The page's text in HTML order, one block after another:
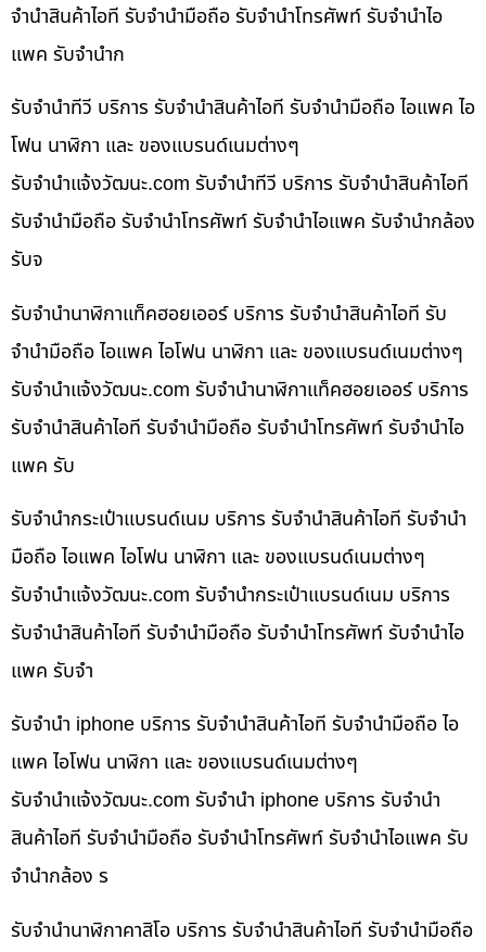
จำนำสินค้าไอที รับจำนำมือถือ รับจำนำโทรศัพท์ รับจำนำไอ
แพค รับจำนำก
รับจำนำทีวี บริการ รับจำนำสินค้าไอที รับจำนำมือถือ ไอแพค ไอ
โฟน นาฬิกา และ ของแบรนด์เนมต่างๆ
รับจํานําแจ้งวัฒนะ.com รับจำนำทีวี บริการ รับจำนำสินค้าไอที
รับจำนำมือถือ รับจำนำโทรศัพท์ รับจำนำไอแพค รับจำนำกล้อง
รับจ
รับจำนำนาฬิกาแท็คฮอยเออร์ บริการ รับจำนำสินค้าไอที รับ
จำนำมือถือ ไอแพค ไอโฟน นาฬิกา และ ของแบรนด์เนมต่างๆ
รับจํานําแจ้งวัฒนะ.com รับจำนำนาฬิกาแท็คฮอยเออร์ บริการ
รับจำนำสินค้าไอที รับจำนำมือถือ รับจำนำโทรศัพท์ รับจำนำไอ
แพค รับ
รับจำนำกระเป๋าแบรนด์เนม บริการ รับจำนำสินค้าไอที รับจำนำ
มือถือ ไอแพค ไอโฟน นาฬิกา และ ของแบรนด์เนมต่างๆ
รับจํานําแจ้งวัฒนะ.com รับจำนำกระเป๋าแบรนด์เนม บริการ
รับจำนำสินค้าไอที รับจำนำมือถือ รับจำนำโทรศัพท์ รับจำนำไอ
แพค รับจำ
รับจำนำ iphone บริการ รับจำนำสินค้าไอที รับจำนำมือถือ ไอ
แพค ไอโฟน นาฬิกา และ ของแบรนด์เนมต่างๆ
รับจํานําแจ้งวัฒนะ.com รับจำนำ iphone บริการ รับจำนำ
สินค้าไอที รับจำนำมือถือ รับจำนำโทรศัพท์ รับจำนำไอแพค รับ
จำนำกล้อง ร
รับจำนำนาฬิกาคาสิโอ บริการ รับจำนำสินค้าไอที รับจำนำมือถือ